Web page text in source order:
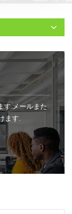
す.メールまた
ます.